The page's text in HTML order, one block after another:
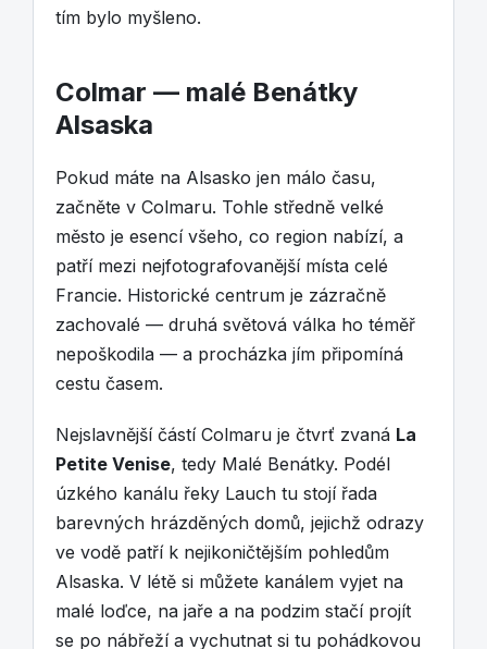
tím bylo myšleno.
Colmar — malé Benátky
Alsaska
Pokud máte na Alsasko jen málo času,
začněte v Colmaru. Tohle středně velké
město je esencí všeho, co region nabízí, a
patří mezi nejfotografovanější místa celé
Francie. Historické centrum je zázračně
zachovalé — druhá světová válka ho téměř
nepoškodila — a procházka jím připomíná
cestu časem.
Nejslavnější částí Colmaru je čtvrť zvaná La
Petite Venise, tedy Malé Benátky. Podél
úzkého kanálu řeky Lauch tu stojí řada
barevných hrázděných domů, jejichž odrazy
ve vodě patří k nejikoničtějším pohledům
Alsaska. V létě si můžete kanálem vyjet na
malé loďce, na jaře a na podzim stačí projít
se po nábřeží a vychutnat si tu pohádkovou